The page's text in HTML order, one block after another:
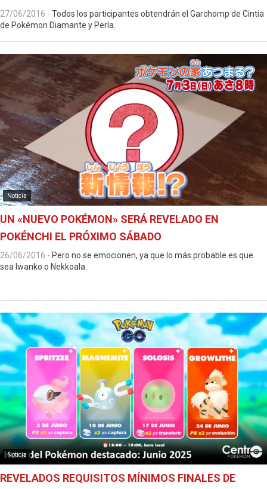
27/06/2016 - Todos los participantes obtendrán el Garchomp de Cintia
de Pokémon Diamante y Perla.
Noticia
UN «NUEVO POKÉMON» SERÁ REVELADO EN
POKÉNCHI EL PRÓXIMO SÁBADO
26/06/2016 - Pero no se emocionen, ya que lo más probable es que
sea Iwanko o Nekkoala.
Noticia
REVELADOS REQUISITOS MÍNIMOS FINALES DE